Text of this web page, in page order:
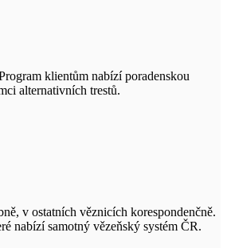
klientům nabízí poradenskou
alternativních trestů.
v ostatních věznicích korespondenčně.
nabízí samotný vězeňský systém ČR.